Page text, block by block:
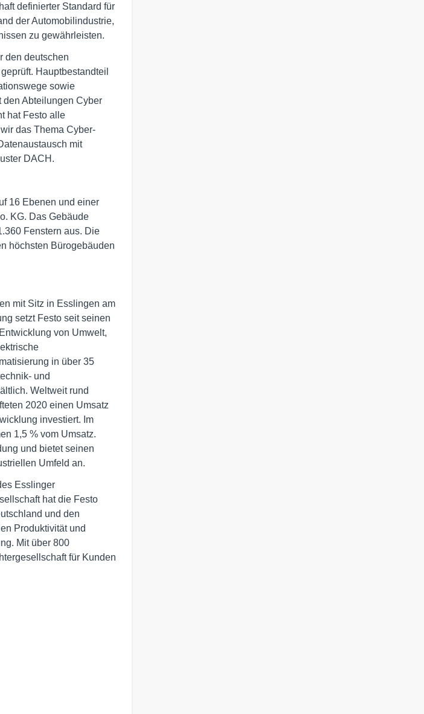
definierter Standard für
der Automobilindustrie,
zu gewährleisten.
den deutschen
Hauptbestandteil
sowie
den Abteilungen Cyber
hat Festo alle
das Thema Cyber-
mit
DACH.
16 Ebenen und einer
KG. Das Gebäude
Fenstern aus. Die
höchsten Bürogebäuden
mit Sitz in Esslingen am
setzt Festo seit seinen
von Umwelt,
in über 35
und
Weltweit rund
2020 einen Umsatz
investiert. Im
1,5 % vom Umsatz.
und bietet seinen
Umfeld an.
Esslinger
hat die Festo
und den
Produktivität und
Mit über 800
für Kunden